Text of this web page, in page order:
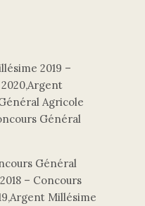
2019 –
Agricole
Général
Général
– Concours
Millésime